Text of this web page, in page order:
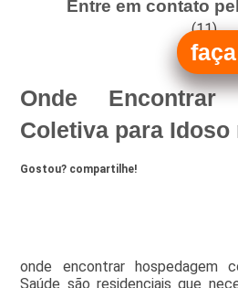
Entre em contato
(11)
(11)
Onde Encontrar
Coletiva para Idoso
Gostou? compartilhe!
onde encontrar hospedagem
Saúde são residenciais que